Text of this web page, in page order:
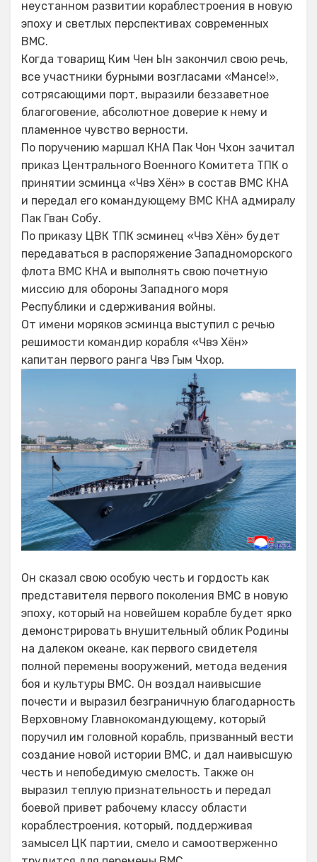
неустанном развитии кораблестроения в новую
эпоху и светлых перспективах современных
ВМС.
Когда товарищ Ким Чен Ын закончил свою речь,
все участники бурными возгласами «Мансе!»,
сотрясающими порт, выразили беззаветное
благоговение, абсолютное доверие к нему и
пламенное чувство верности.
По поручению маршал КНА Пак Чон Чхон зачитал
приказ Центрального Военного Комитета ТПК о
принятии эсминца «Чвэ Хён» в состав ВМС КНА
и передал его командующему ВМС КНА адмиралу
Пак Гван Собу.
По приказу ЦВК ТПК эсминец «Чвэ Хён» будет
передаваться в распоряжение Западноморского
флота ВМС КНА и выполнять свою почетную
миссию для обороны Западного моря
Республики и сдерживания войны.
От имени моряков эсминца выступил с речью
решимости командир корабля «Чвэ Хён»
капитан первого ранга Чвэ Гым Чхор.
Он сказал свою особую честь и гордость как
представителя первого поколения ВМС в новую
эпоху, который на новейшем корабле будет ярко
демонстрировать внушительный облик Родины
на далеком океане, как первого свидетеля
полной перемены вооружений, метода ведения
боя и культуры ВМС. Он воздал наивысшие
почести и выразил безграничную благодарность
Верховному Главнокомандующему, который
поручил им головной корабль, призванный вести
создание новой истории ВМС, и дал наивысшую
честь и непобедимую смелость. Также он
выразил теплую признательность и передал
боевой привет рабочему классу области
кораблестроения, который, поддерживая
замысел ЦК партии, смело и самоотверженно